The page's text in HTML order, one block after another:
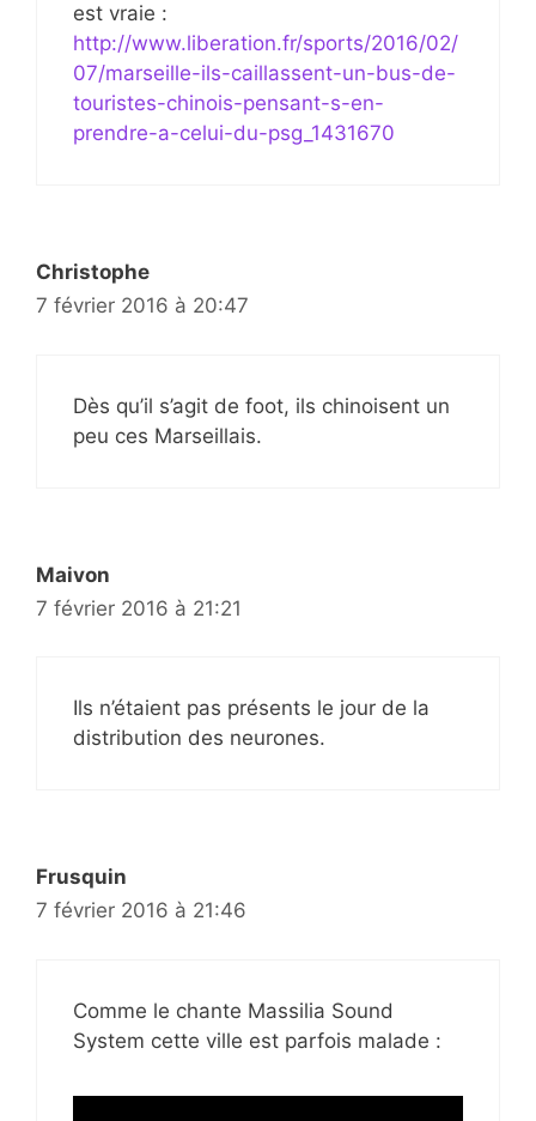
est vraie :
http://www.liberation.fr/sports/2016/02/
07/marseille-ils-caillassent-un-bus-de-
touristes-chinois-pensant-s-en-
prendre-a-celui-du-psg_1431670
Christophe
7 février 2016 à 20:47
Dès qu’il s’agit de foot, ils chinoisent un
peu ces Marseillais.
Maivon
7 février 2016 à 21:21
Ils n’étaient pas présents le jour de la
distribution des neurones.
Frusquin
7 février 2016 à 21:46
Comme le chante Massilia Sound
System cette ville est parfois malade :